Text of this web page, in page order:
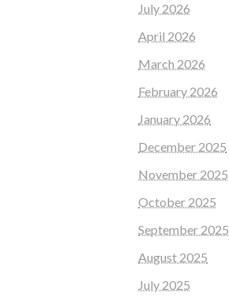
July 2026
April 2026
March 2026
February 2026
January 2026
December 2025
November 2025
October 2025
September 2025
August 2025
July 2025